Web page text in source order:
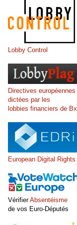
Lobby Control
Directives européennes
dictées par les
lobbies financiers de Bxl
European Digital Rights
VérifierAbsentéisme
de vos Euro-Députés